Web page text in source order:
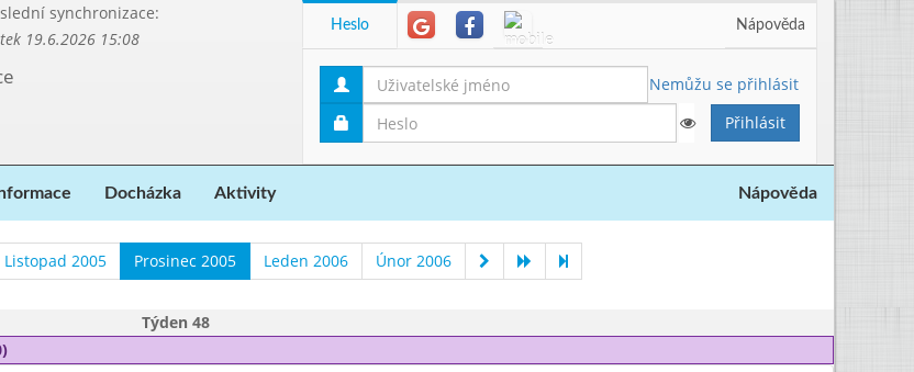
synchronizace:
19.6.2026 15:08
Heslo Nápověda
Nemůžu se přihlásit
Docházka Aktivity Nápověda
Listopad 2005 Prosinec 2005 Leden 2006 Únor 2006
Týden 48